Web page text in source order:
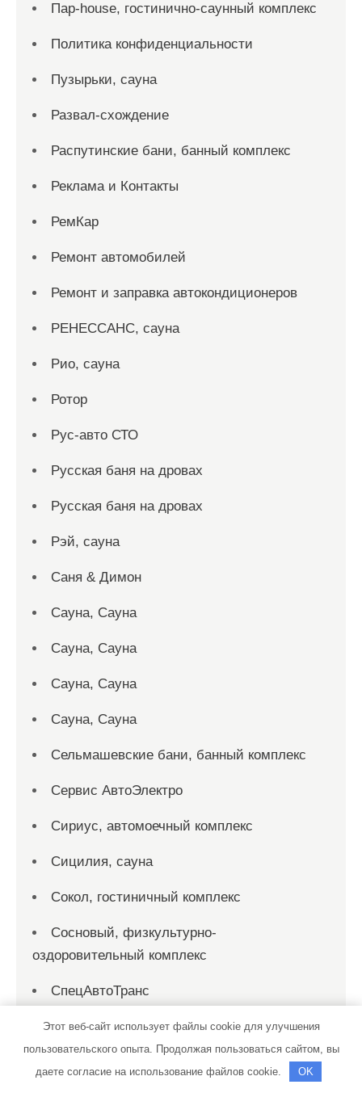
Пар-house, гостинично-саунный комплекс
Политика конфиденциальности
Пузырьки, сауна
Развал-схождение
Распутинские бани, банный комплекс
Реклама и Контакты
РемКар
Ремонт автомобилей
Ремонт и заправка автокондиционеров
РЕНЕССАНС, сауна
Рио, сауна
Ротор
Рус-авто СТО
Русская баня на дровах
Русская баня на дровах
Рэй, сауна
Саня & Димон
Сауна, Сауна
Сауна, Сауна
Сауна, Сауна
Сауна, Сауна
Сельмашевские бани, банный комплекс
Сервис АвтоЭлектро
Сириус, автомоечный комплекс
Сицилия, сауна
Сокол, гостиничный комплекс
Сосновый, физкультурно-
оздоровительный комплекс
СпецАвтоТранс
Спортивный клуб армии, комплекс
Министерства обороны РФ в г. Владимире
Этот веб-сайт использует файлы cookie для улучшения
пользовательского опыта. Продолжая пользоваться сайтом, вы
даете согласие на использование файлов cookie.
OK